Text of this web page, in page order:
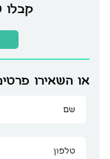
קבלו
או השאירו